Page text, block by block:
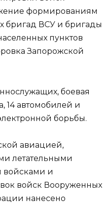
формированиям
бригад ВСУ и бригады
пунктов
Запорожской
боевая
14 автомобилей и
борьбы.
авиацией,
летательными
войсками и
войск Вооруженных
нанесено